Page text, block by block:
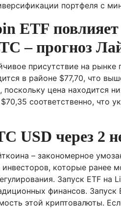
портфеля с
ETF
– прогноз
присутствие на
в районе $77,70, что
цена находится
соответственно, что
USD через 2
– закономерное
которые ранее
Запуск ETF
финансов. Запуск
этой криптовалюты.